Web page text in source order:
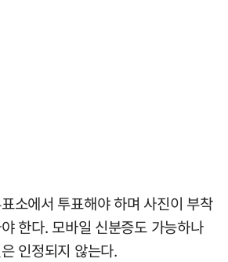
소에서 투표해야 하며 사진이 부착
한다. 모바일 신분증도 가능하나
인정되지 않는다.